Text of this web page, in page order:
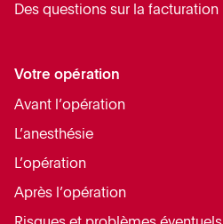
Des questions sur la facturation
Votre opération
Avant l’opération
L’anesthésie
L’opération
Après l’opération